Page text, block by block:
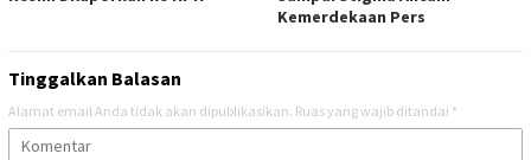
Kemerdekaan Pers
Tinggalkan Balasan
Alamat email Anda tidak akan dipublikasikan. Ruas yang wajib ditandai *